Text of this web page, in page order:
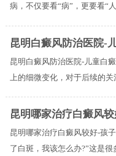
病，不仅要看“病”，更要看“人
昆明白癜风防治医院-
昆明白癜风防治医院-儿童白
上的细微变化，对于后续的关
昆明哪家治疗白癜风
昆明哪家治疗白癜风较好-孩
了白斑，我该怎么办?”这是很